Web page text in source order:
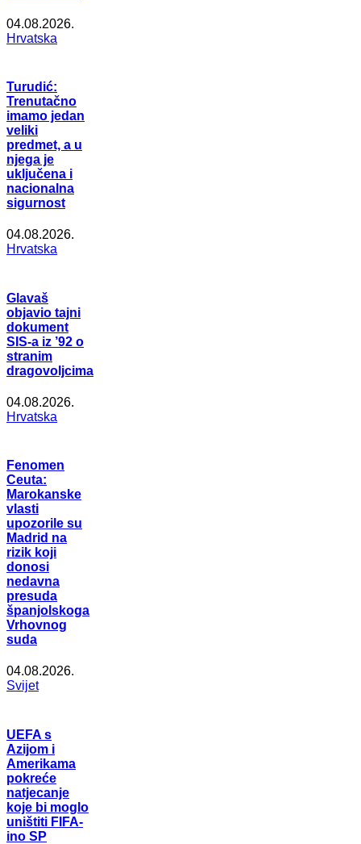
04.08.2026.
Hrvatska
Turudić:
Trenutačno
imamo jedan
veliki
predmet, a u
njega je
uključena i
nacionalna
sigurnost
04.08.2026.
Hrvatska
Glavaš
objavio tajni
dokument
SIS-a iz ’92 o
stranim
dragovoljcima
04.08.2026.
Hrvatska
Fenomen
Ceuta:
Marokanske
vlasti
upozorile su
Madrid na
rizik koji
donosi
nedavna
presuda
španjolskoga
Vrhovnog
suda
04.08.2026.
Svijet
UEFA s
Azijom i
Amerikama
pokreće
natjecanje
koje bi moglo
uništiti FIFA-
ino SP